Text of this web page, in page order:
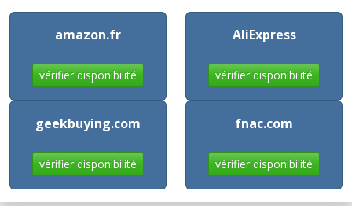
amazon.fr
vérifier disponibilité
AliExpress
vérifier disponibilité
geekbuying.com
vérifier disponibilité
fnac.com
vérifier disponibilité